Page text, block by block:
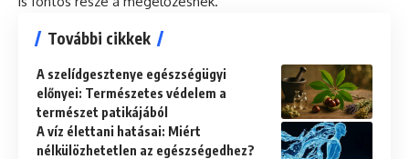
További cikkek
A szelídgesztenye egészségügyi
előnyei: Természetes védelem a
természet patikájából
A víz élettani hatásai: Miért
nélkülözhetetlen az egészségedhez?